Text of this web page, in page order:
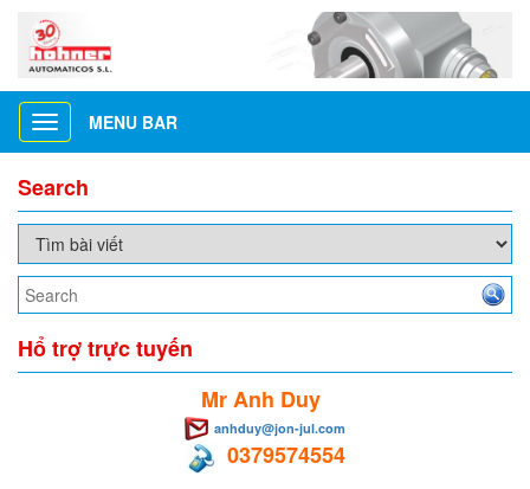
Toggle
navigation
MENU BAR
Search
Hổ trợ trực tuyến
Mr Anh Duy
anhduy@jon-jul.com
0379574554